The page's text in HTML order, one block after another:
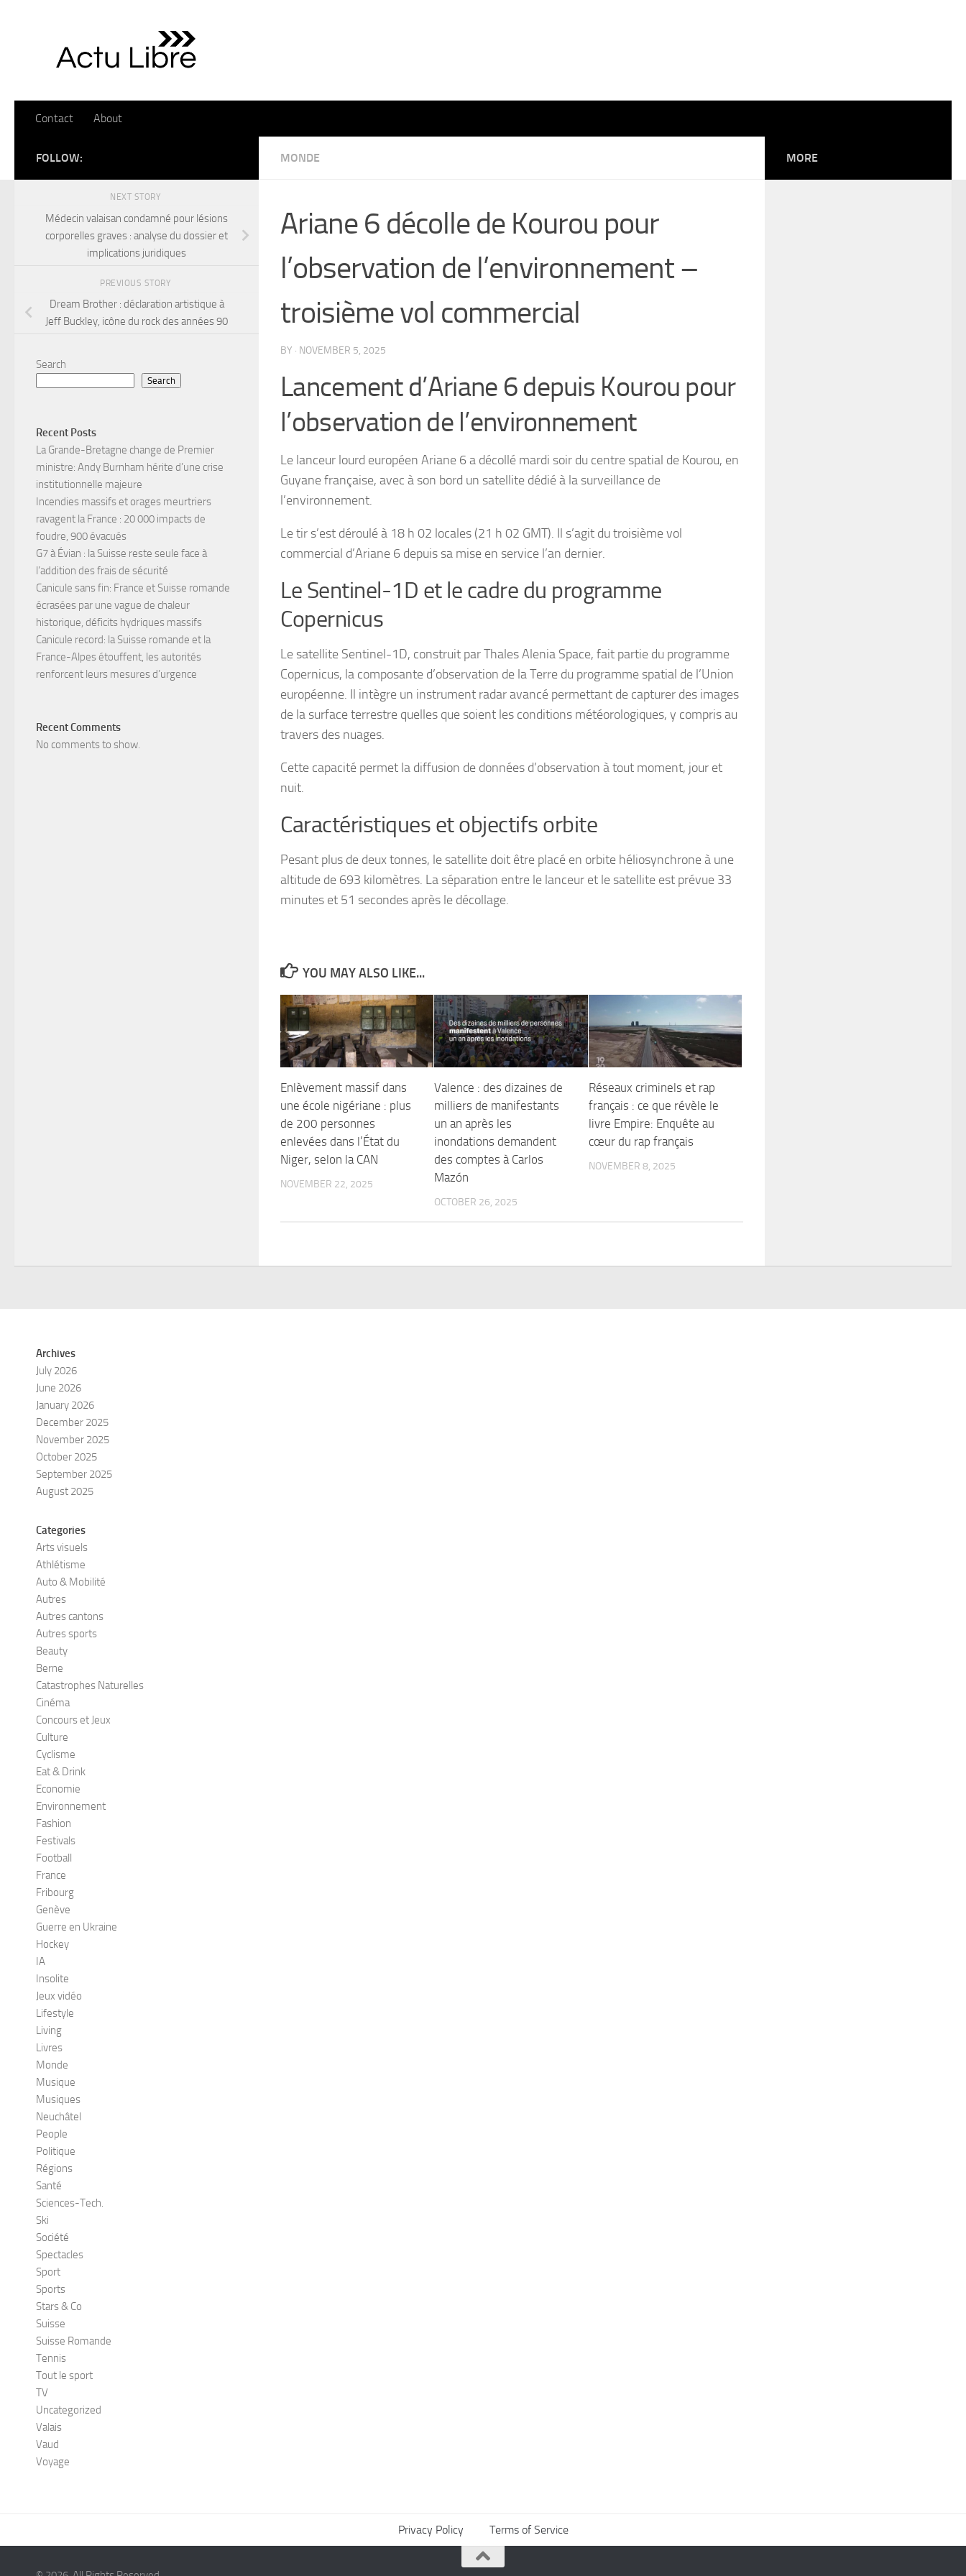
Contact About
MONDE
Ariane 6 décolle de Kourou pour
l’observation de l’environnement –
troisième vol commercial
BY · NOVEMBER 5, 2025
Lancement d’Ariane 6 depuis Kourou pour
l’observation de l’environnement
Le lanceur lourd européen Ariane 6 a décollé mardi soir du centre spatial de Kourou, en
Guyane française, avec à son bord un satellite dédié à la surveillance de
l’environnement.
Le tir s’est déroulé à 18 h 02 locales (21 h 02 GMT). Il s’agit du troisième vol
commercial d’Ariane 6 depuis sa mise en service l’an dernier.
Le Sentinel-1D et le cadre du programme
Copernicus
Le satellite Sentinel-1D, construit par Thales Alenia Space, fait partie du programme
Copernicus, la composante d’observation de la Terre du programme spatial de l’Union
européenne. Il intègre un instrument radar avancé permettant de capturer des images
de la surface terrestre quelles que soient les conditions météorologiques, y compris au
travers des nuages.
Cette capacité permet la diffusion de données d’observation à tout moment, jour et
nuit.
Caractéristiques et objectifs orbite
Pesant plus de deux tonnes, le satellite doit être placé en orbite héliosynchrone à une
altitude de 693 kilomètres. La séparation entre le lanceur et le satellite est prévue 33
minutes et 51 secondes après le décollage.
YOU MAY ALSO LIKE...
Enlèvement massif dans
une école nigériane : plus
de 200 personnes
enlevées dans l’État du
Niger, selon la CAN
NOVEMBER 22, 2025
Valence : des dizaines de
milliers de manifestants
un an après les
inondations demandent
des comptes à Carlos
Mazón
OCTOBER 26, 2025
Réseaux criminels et rap
français : ce que révèle le
livre Empire: Enquête au
cœur du rap français
NOVEMBER 8, 2025
FOLLOW:
NEXT STORY
Médecin valaisan condamné pour lésions
corporelles graves : analyse du dossier et
implications juridiques
PREVIOUS STORY
Dream Brother : déclaration artistique à
Jeff Buckley, icône du rock des années 90
Search
Search
Recent Posts
La Grande-Bretagne change de Premier
ministre: Andy Burnham hérite d’une crise
institutionnelle majeure
Incendies massifs et orages meurtriers
ravagent la France : 20 000 impacts de
foudre, 900 évacués
G7 à Évian : la Suisse reste seule face à
l’addition des frais de sécurité
Canicule sans fin: France et Suisse romande
écrasées par une vague de chaleur
historique, déficits hydriques massifs
Canicule record: la Suisse romande et la
France-Alpes étouffent, les autorités
renforcent leurs mesures d’urgence
Recent Comments
No comments to show.
MORE
Archives
July 2026
June 2026
January 2026
December 2025
November 2025
October 2025
September 2025
August 2025
Categories
Arts visuels
Athlétisme
Auto & Mobilité
Autres
Autres cantons
Autres sports
Beauty
Berne
Catastrophes Naturelles
Cinéma
Concours et Jeux
Culture
Cyclisme
Eat & Drink
Economie
Environnement
Fashion
Festivals
Football
France
Fribourg
Genève
Guerre en Ukraine
Hockey
IA
Insolite
Jeux vidéo
Lifestyle
Living
Livres
Monde
Musique
Musiques
Neuchâtel
People
Politique
Régions
Santé
Sciences-Tech.
Ski
Société
Spectacles
Sport
Sports
Stars & Co
Suisse
Suisse Romande
Tennis
Tout le sport
TV
Uncategorized
Valais
Vaud
Voyage
Privacy Policy Terms of Service